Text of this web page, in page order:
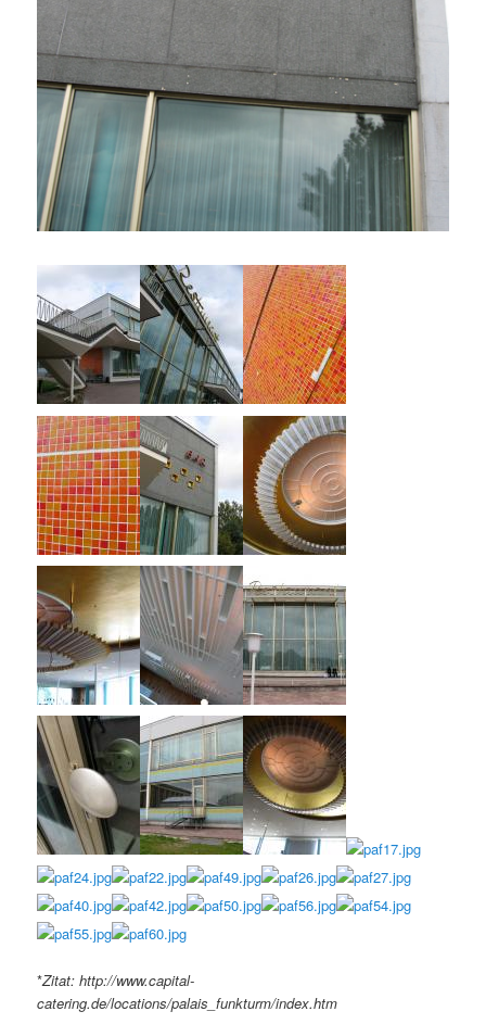
*Zitat: http://www.capital-
catering.de/locations/palais_funkturm/index.htm